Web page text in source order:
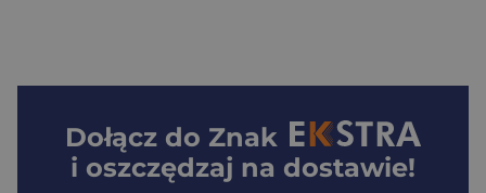
Dołącz do Znak
i oszczędzaj na dostawie!